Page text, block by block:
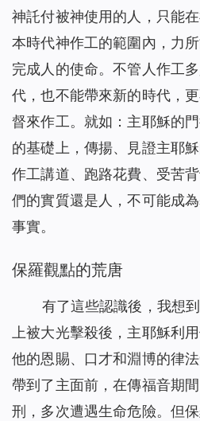
神託付被神使用的人，只能
本時代神作工的範圍內，力
完成人的使命。不管人作工
代，也不能帶來新的時代，
督來作工。就如：主耶穌的
的基礎上，傳揚、見證主耶
作工講道、跑路花費、受苦
們的實質還是人，不可能成
事實。
保羅觀點的荒唐
有了這些認識後，我想
上被大光擊殺後，主耶穌利
他的恩賜、口才和淵博的律
帶到了主面前，在傳福音期
刑，多次遭遇生命危險。但